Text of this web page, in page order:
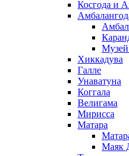
Косгода и
Хиккадува
Галле
Унаватуна
Коггала
Велигама
Мирисса
Матара
Маяк